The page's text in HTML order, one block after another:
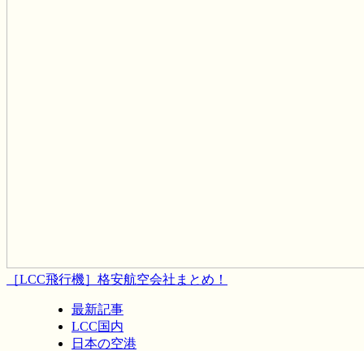
［LCC飛行機］格安航空会社まとめ！
最新記事
LCC国内
日本の空港